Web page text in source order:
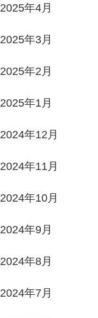
2025年4月
2025年3月
2025年2月
2025年1月
2024年12月
2024年11月
2024年10月
2024年9月
2024年8月
2024年7月